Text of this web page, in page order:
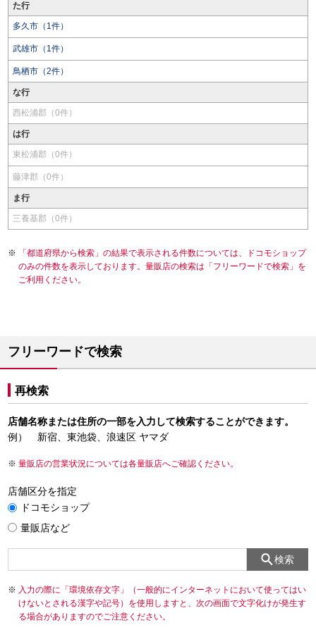
た行
多久市（1件）
武雄市（1件）
鳥栖市（2件）
な行
西松浦郡（0件）
は行
東松浦郡（0件）
藤津郡（0件）
ま行
三養基郡（0件）
「都道府県から検索」の結果で表示される件数については、ドコモショップ
のみの件数を表示しております。量販店の検索は「フリーワードで検索」を
ご利用ください。
フリーワードで検索
再検索
店舗名称または住所の一部を入力して検索することができます。
例） 新宿、東池袋、浪速区 ヤマダ
量販店の営業状況については各量販店へご確認ください。
店舗区分を指定
ドコモショップ
量販店など
検索
入力の際に「環境依存文字」（一般的にインターネットにおいて使ってはい
けないとされる漢字や記号）を使用しますと、次の画面で文字化けが発生す
る場合がありますのでご注意ください。